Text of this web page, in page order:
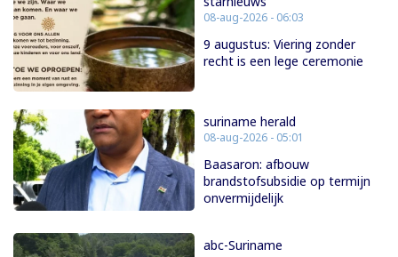
08-aug-2026 - 06:03
9 augustus: Viering zonder
recht is een lege ceremonie
suriname herald
08-aug-2026 - 05:01
Baasaron: afbouw
brandstofsubsidie op termijn
onvermijdelijk
abc-Suriname